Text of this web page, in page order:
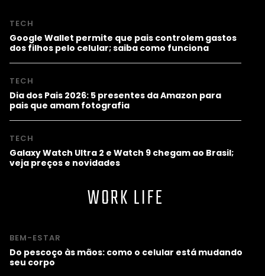
TECH
Google Wallet permite que pais controlem gastos
dos filhos pelo celular; saiba como funciona
TECH
Dia dos Pais 2026: 5 presentes da Amazon para
pais que amam fotografia
TECH
Galaxy Watch Ultra 2 e Watch 9 chegam ao Brasil;
veja preços e novidades
WORK LIFE
BEM-ESTAR
Do pescoço às mãos: como o celular está mudando
seu corpo